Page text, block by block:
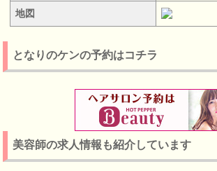
地図
となりのケンの予約はコチラ
美容師の求人情報も紹介しています